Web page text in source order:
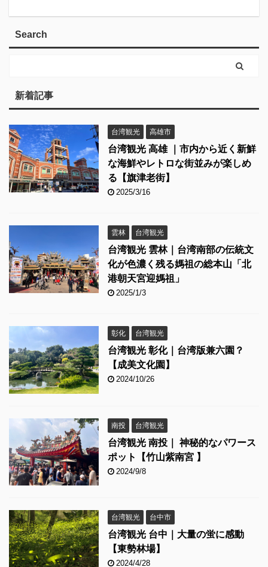
Search
新着記事
台湾観光 高雄市
台湾観光 高雄 ｜市内から近く新鮮
な海鮮やレトロな街並みが楽しめ
る【旗津老街】
2025/3/16
雲林 台湾観光
台湾観光 雲林｜台湾南部の伝統文
化が色濃く残る媽祖の総本山「北
港朝天宮迎媽祖」
2025/1/3
彰化 台湾観光
台湾観光 彰化｜台湾版兼六園？
【成美文化園】
2024/10/26
南投 台湾観光
台湾観光 南投｜ 神秘的なパワース
ポット【竹山紫南宮 】
2024/9/8
台湾観光 台中市
台湾観光 台中｜大量の蛍に感動
【東勢林場】
2024/4/28